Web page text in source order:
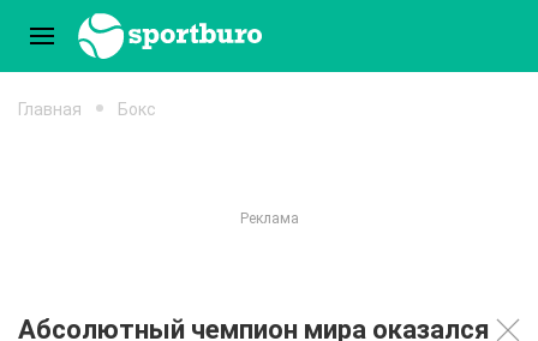
Главная Бокс
Абсолютный чемпион мира оказался